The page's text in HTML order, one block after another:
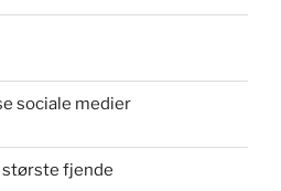
sociale medier
største fjende